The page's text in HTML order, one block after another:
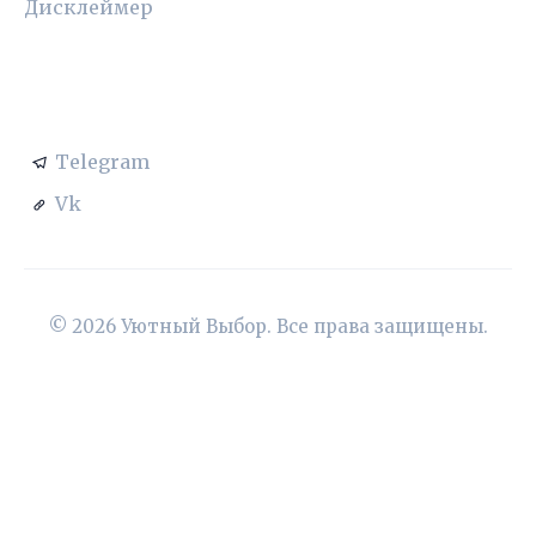
Дисклеймер
Telegram
Vk
© 2026 Уютный Выбор. Все права защищены.